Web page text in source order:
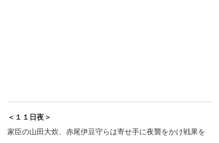
＜１１日夜＞
家臣の山田大炊、赤尾伊豆守らは寄せ手に夜襲をかけ戦果を